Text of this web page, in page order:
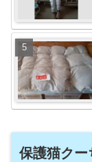
保護猫クー